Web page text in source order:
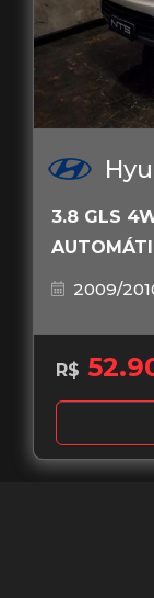
3.8 GLS
2009/
R$